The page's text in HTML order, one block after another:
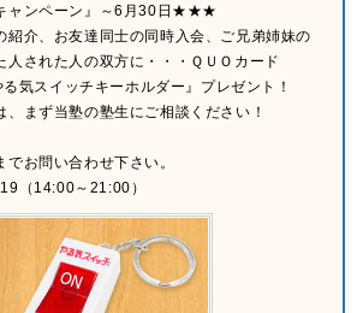
ンペーン』～6月30日★★★
紹介、お友達同士の同時入会、ご兄弟姉妹の
された人の双方に・・・ＱＵＯカード
気スイッチキーホルダー』プレゼント！
、まず当塾の塾生にご相談ください！
お問い合わせ下さい。
（14:00～21:00）